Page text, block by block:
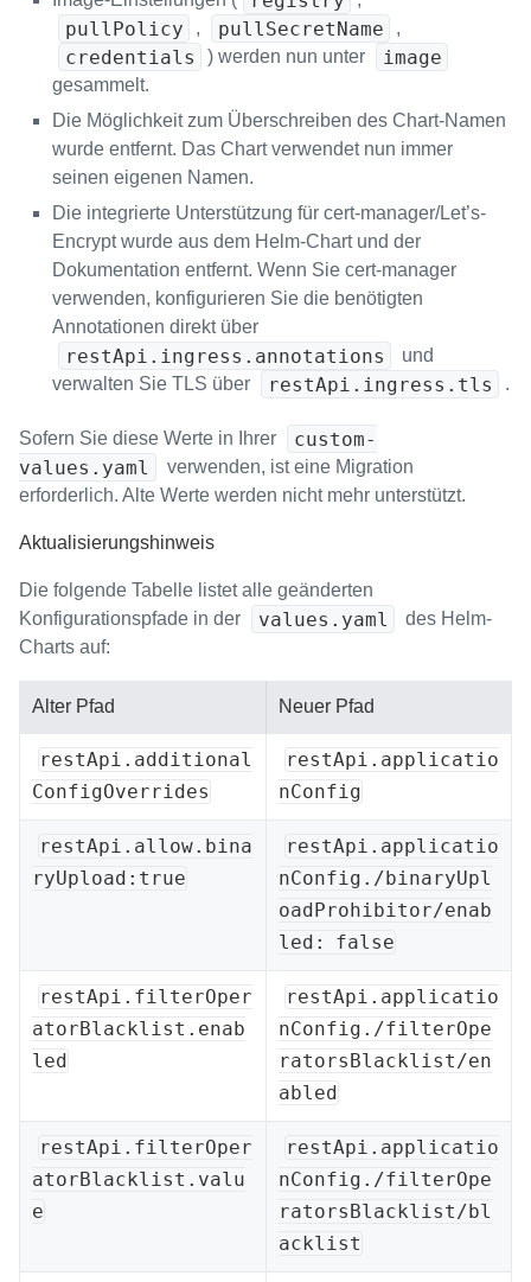
pullPolicy , pullSecretName ,
credentials ) werden nun unter image
gesammelt.
Die Möglichkeit zum Überschreiben des Chart-Namen
wurde entfernt. Das Chart verwendet nun immer
seinen eigenen Namen.
Die integrierte Unterstützung für cert-manager/Let’s-
Encrypt wurde aus dem Helm-Chart und der
Dokumentation entfernt. Wenn Sie cert-manager
verwenden, konfigurieren Sie die benötigten
Annotationen direkt über
restApi.ingress.annotations
und
verwalten Sie TLS über
restApi.ingress.tls .
Sofern Sie diese Werte in Ihrer
custom-
values.yaml
verwenden, ist eine Migration
erforderlich. Alte Werte werden nicht mehr unterstützt.
Aktualisierungshinweis
Die folgende Tabelle listet alle geänderten
Konfigurationspfade in der
values.yaml
des Helm-
Charts auf:
Alter Pfad Neuer Pfad
restApi.additional
ConfigOverrides
restApi.applicatio
nConfig
restApi.allow.bina
ryUpload:true
restApi.applicatio
nConfig./binaryUpl
oadProhibitor/enab
led: false
restApi.filterOper
atorBlacklist.enab
led
restApi.applicatio
nConfig./filterOpe
ratorsBlacklist/en
abled
restApi.filterOper
atorBlacklist.valu
e
restApi.applicatio
nConfig./filterOpe
ratorsBlacklist/bl
acklist